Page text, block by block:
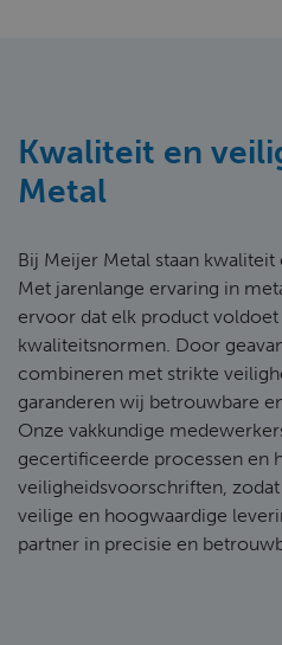
Kwaliteit en
Metal
Bij Meijer Metal staan
Met jarenlange ervaring in
ervoor dat elk product voldoet
kwaliteitsnormen. Door
combineren met strikte
garanderen wij betrouwbare
Onze vakkundige
gecertificeerde processen en
veiligheidsvoorschriften,
veilige en hoogwaardige
partner in precisie en